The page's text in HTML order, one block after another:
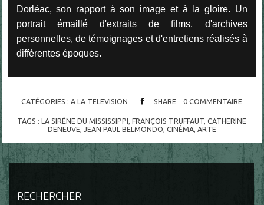
Dorléac, son rapport à son image et à la gloire. Un
portrait émaillé d'extraits de films, d'archives
personnelles, de témoignages et d'entretiens réalisés à
différentes époques.
CATÉGORIES : A LA TELEVISION SHARE 0 COMMENTAIRE
TAGS :LA SIRÈNE DU MISSISSIPPI,FRANÇOIS TRUFFAUT,CATHERINE
DENEUVE, JEAN PAUL BELMONDO, CINÉMA, ARTE
RECHERCHER